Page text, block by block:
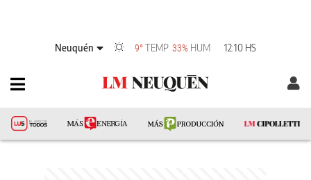
Neuquén 9°TEMP 33% HUM 12:10 HS